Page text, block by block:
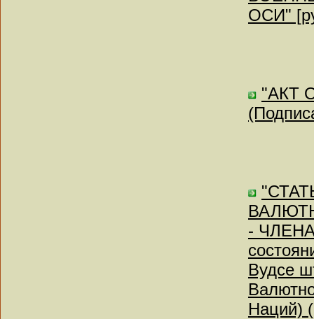
ОСИ"
"АКТ
-
Вудсе
Наций)